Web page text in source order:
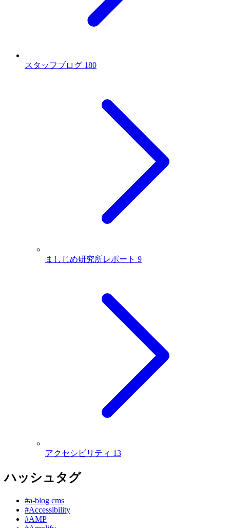
スタッフブログ 180
ましじめ研究所レポート 9
アクセシビリティ 13
ハッシュタグ
#a-blog cms
#Accessibility
#AMP